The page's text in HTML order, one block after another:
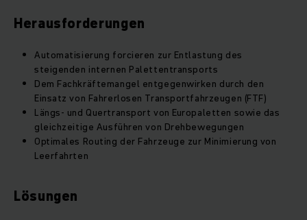
Herausforderungen
Automatisierung forcieren zur Entlastung des
steigenden internen Palettentransports
Dem Fachkräftemangel entgegenwirken durch den
Einsatz von Fahrerlosen Transportfahrzeugen (FTF)
Längs- und Quertransport von Europaletten sowie das
gleichzeitige Ausführen von Drehbewegungen
Optimales Routing der Fahrzeuge zur Minimierung von
Leerfahrten
Lösungen